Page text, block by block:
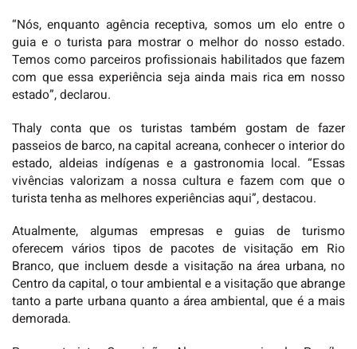
“Nós, enquanto agência receptiva, somos um elo entre o
guia e o turista para mostrar o melhor do nosso estado.
Temos como parceiros profissionais habilitados que fazem
com que essa experiência seja ainda mais rica em nosso
estado”, declarou.
Thaly conta que os turistas também gostam de fazer
passeios de barco, na capital acreana, conhecer o interior do
estado, aldeias indígenas e a gastronomia local. “Essas
vivências valorizam a nossa cultura e fazem com que o
turista tenha as melhores experiências aqui”, destacou.
Atualmente, algumas empresas e guias de turismo
oferecem vários tipos de pacotes de visitação em Rio
Branco, que incluem desde a visitação na área urbana, no
Centro da capital, o tour ambiental e a visitação que abrange
tanto a parte urbana quanto a área ambiental, que é a mais
demorada.